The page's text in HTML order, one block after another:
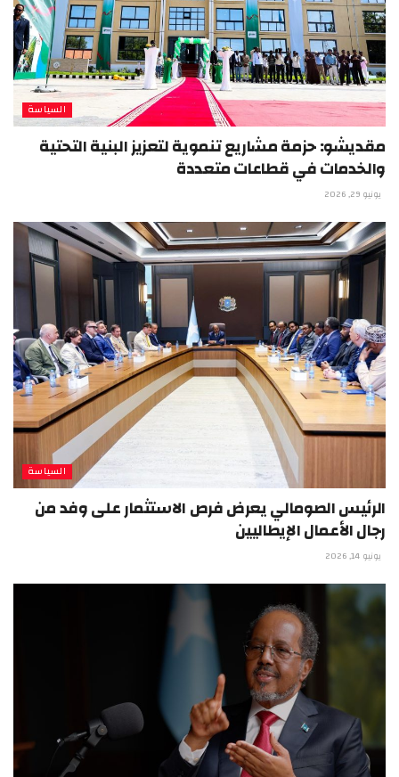
السياسة
مقديشو: حزمة مشاريع تنموية لتعزيز البنية التحتية
والخدمات في قطاعات متعددة
يونيو 29, 2026
السياسة
الرئيس الصومالي يعرض فرص الاستثمار على وفد من
رجال الأعمال الإيطاليين
يونيو 14, 2026